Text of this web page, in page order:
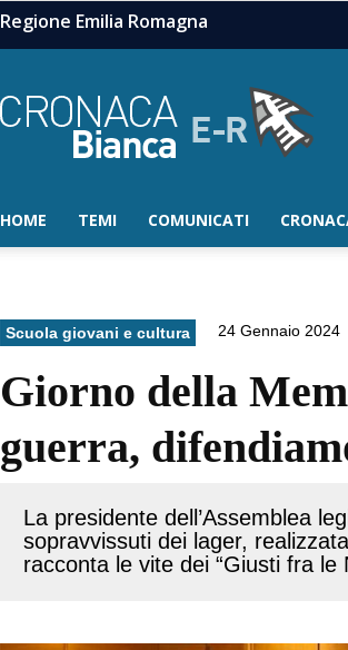
Regione Emilia Romagna
HOME TEMI COMUNICATI
Scuola giovani e cultura 24 Gennaio 2024
Giorno della
guerra,
La presidente dell’Assemblea
sopravvissuti dei lager,
racconta le vite dei “Giusti fra le